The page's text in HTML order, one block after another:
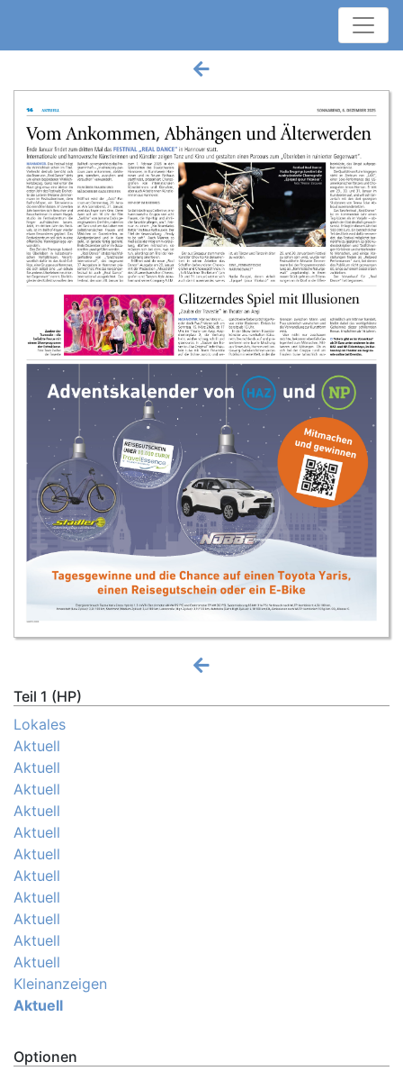
Teil 1 (HP)
Lokales
Aktuell
Aktuell
Aktuell
Aktuell
Aktuell
Aktuell
Aktuell
Aktuell
Aktuell
Aktuell
Aktuell
Kleinanzeigen
Aktuell
Optionen